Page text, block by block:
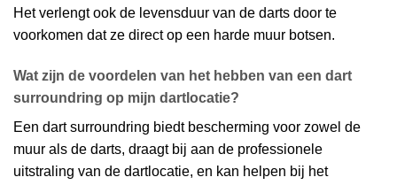
Het verlengt ook de levensduur van de darts door te
voorkomen dat ze direct op een harde muur botsen.
Wat zijn de voordelen van het hebben van een dart
surroundring op mijn dartlocatie?
Een dart surroundring biedt bescherming voor zowel de
muur als de darts, draagt bij aan de professionele
uitstraling van de dartlocatie, en kan helpen bij het